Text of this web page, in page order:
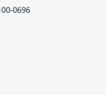
0696